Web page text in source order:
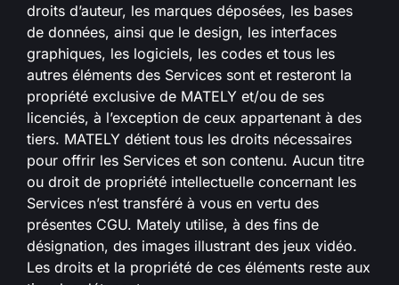
droits d’auteur, les marques déposées, les bases
de données, ainsi que le design, les interfaces
graphiques, les logiciels, les codes et tous les
autres éléments des Services sont et resteront la
propriété exclusive de MATELY et/ou de ses
licenciés, à l’exception de ceux appartenant à des
tiers. MATELY détient tous les droits nécessaires
pour offrir les Services et son contenu. Aucun titre
ou droit de propriété intellectuelle concernant les
Services n’est transféré à vous en vertu des
présentes CGU. Mately utilise, à des fins de
désignation, des images illustrant des jeux vidéo.
Les droits et la propriété de ces éléments reste aux